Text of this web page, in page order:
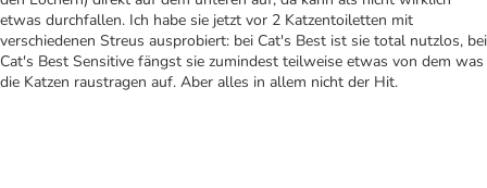
etwas durchfallen. Ich habe sie jetzt vor 2 Katzentoiletten mit
verschiedenen Streus ausprobiert: bei Cat's Best ist sie total nutzlos, bei
Cat's Best Sensitive fängst sie zumindest teilweise etwas von dem was
die Katzen raustragen auf. Aber alles in allem nicht der Hit.